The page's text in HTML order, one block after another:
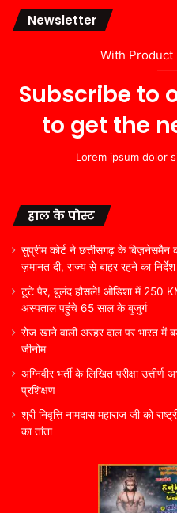
Newsletter
With Product
Subscribe to
to get the
Lorem ipsum dolor
हाल के पोस्ट
सुप्रीम कोर्ट ने छत्तीसगढ़ के बिज़नेसमैन
ज़मानत दी, राज्य से बाहर रहने का निर्देश
टूटे पैर, बुलंद हौसले! ओडिशा में 250
अस्पताल पहुंचे 65 साल के बुजुर्ग
रोज खाने वाली अरहर दाल पर भारत में
जीनोम
अग्निवीर भर्ती के लिखित परीक्षा उत्तीर्ण
प्रशिक्षण
श्री निवृत्ति नामदास महाराज जी को
का तांता